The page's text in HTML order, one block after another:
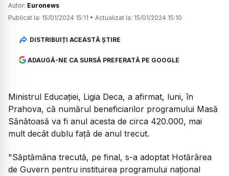
Autor: Euronews
Publicat la: 15/01/2024 15:11 • Actualizat la: 15/01/2024 15:10
DISTRIBUIȚI ACEASTĂ ȘTIRE
ADAUGĂ-NE CA SURSĂ PREFERATĂ PE GOOGLE
Ministrul Educaţiei, Ligia Deca, a afirmat, luni, în
Prahova, că numărul beneficiarilor programului Masă
Sănătoasă va fi anul acesta de circa 420.000, mai
mult decât dublu faţă de anul trecut.
"Săptămâna trecută, pe final, s-a adoptat Hotărârea
de Guvern pentru instituirea programului naţional